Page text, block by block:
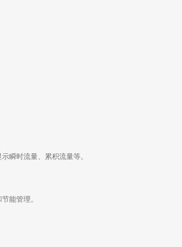
瞬时流量、累积流量等。
能管理。